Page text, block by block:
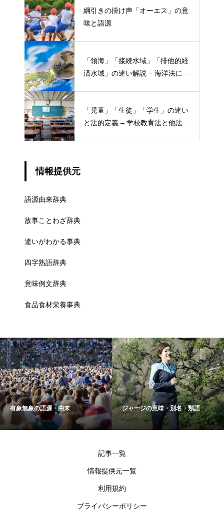
綱引きの掛け声「オーエス」の意
味と語源
「領海」「接続水域」「排他的経
済水域」の違い解説 – 海洋法にお
「児童」「生徒」「学生」の違い
と法的定義 – 学校教育法と他法律
情報提供元
語源由来辞典
故事ことわざ辞典
違いがわかる事典
四字熟語辞典
意味例文辞典
食品食材栄養事典
有象無象の語源・由来 ジャージの意味・別名・類語
記事一覧
情報提供元一覧
利用規約
プライバシーポリシー